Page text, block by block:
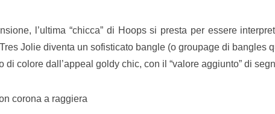
l’ultima “chicca” di Hoops si presta per essere
Jolie diventa un sofisticato bangle (o groupage di bangles
colore dall’appeal goldy chic, con il “valore aggiunto” di
corona a raggiera